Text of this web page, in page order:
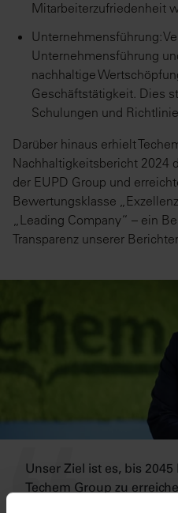
Mitarbeiterzufriedenheit
Unternehmensführung:
Unternehmensführung
nachhaltige
Geschäftstätigkeit. Dies
Schulungen und
Darüber hinaus erhielt
Nachhaltigkeitsbericht 2024
der EUPD Group und
Bewertungsklasse
„Leading Company“ – ein
Transparenz unserer
Unser Ziel ist es, bis
Techem Group zu